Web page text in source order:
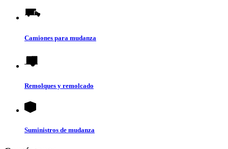
Camiones para mudanza
Remolques y remolcado
Suministros de mudanza